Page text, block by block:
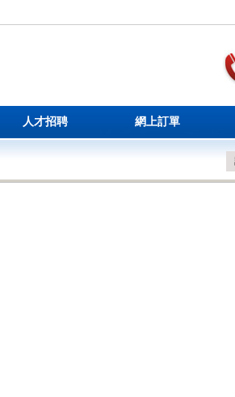
人才招聘 網上訂單